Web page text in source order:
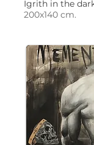
Igrith in the
200x140 cm.